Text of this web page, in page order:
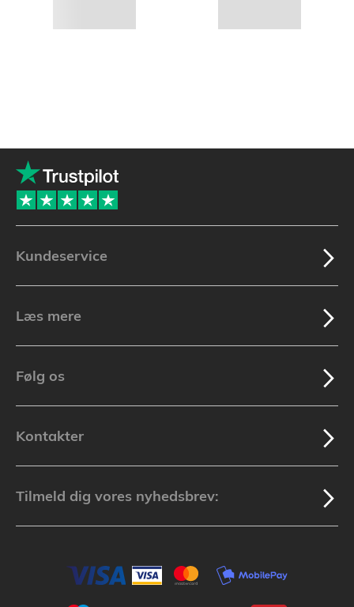
Kundeservice
Læs mere
Følg os
Kontakter
Tilmeld dig vores nyhedsbrev: